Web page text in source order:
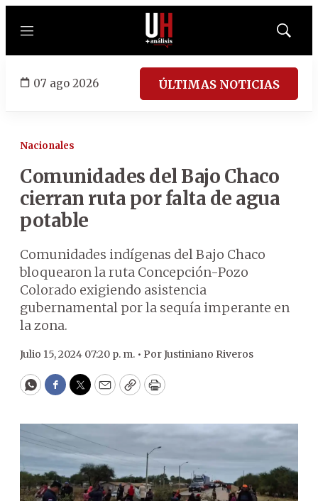
Menú
Mostrar
07 ago 2026 ÚLTIMAS NOTICIAS
Nacionales
Comunidades del Bajo Chaco
cierran ruta por falta de agua
potable
Comunidades indígenas del Bajo Chaco
bloquearon la ruta Concepción-Pozo
Colorado exigiendo asistencia
gubernamental por la sequía imperante en
la zona.
Julio 15, 2024 07:20 p. m. • PorJustiniano Riveros
WhatsApp
Facebook
Twitter
EmailCopyPrint